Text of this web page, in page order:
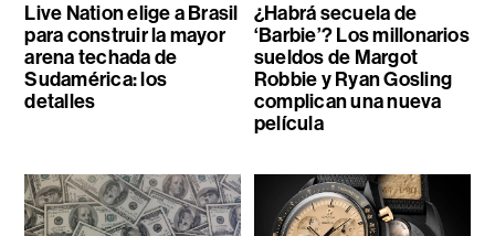
Live Nation elige a Brasil
para construir la mayor
arena techada de
Sudamérica: los
detalles
¿Habrá secuela de
‘Barbie’? Los millonarios
sueldos de Margot
Robbie y Ryan Gosling
complican una nueva
película